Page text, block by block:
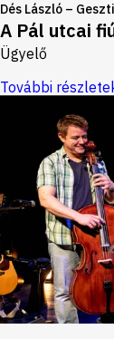
Dés László –
A Pál utcai
Ügyelő
További